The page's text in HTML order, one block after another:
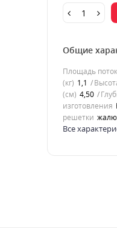
Общие
Площадь
(кг) 1,1
(см) 4,50
изготовления
решетки
Все